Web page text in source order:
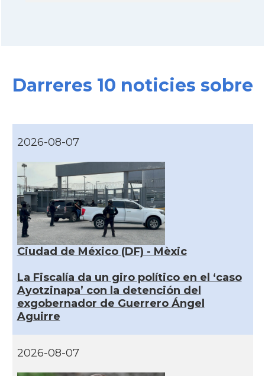
Darreres 10 noticies sobre
2026-08-07
Ciudad de México (DF) - Mèxic
La Fiscalía da un giro político en el ‘caso
Ayotzinapa’ con la detención del
exgobernador de Guerrero Ángel
Aguirre
2026-08-07